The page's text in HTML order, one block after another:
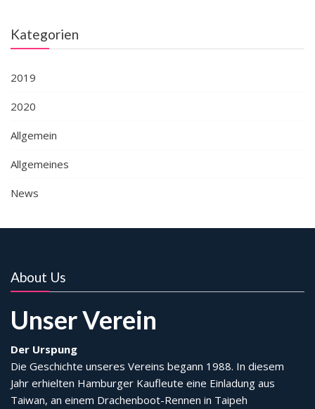
Kategorien
2019
2020
Allgemein
Allgemeines
News
About Us
Unser Verein
Der Urspung
Die Geschichte unseres Vereins begann 1988. In diesem
Jahr erhielten Hamburger Kaufleute eine Einladung aus
Taiwan, an einem Drachenboot-Rennen in Taipeh